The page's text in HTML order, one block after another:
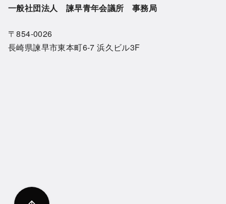
一般社団法人 諫早青年会議所 事務局
〒854-0026
長崎県諫早市東本町6-7 浜久ビル3F